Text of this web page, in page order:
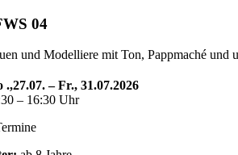
04
und Modelliere mit Ton, Pappmaché und
.,27.07. – Fr., 31.07.2026
– 16:30 Uhr